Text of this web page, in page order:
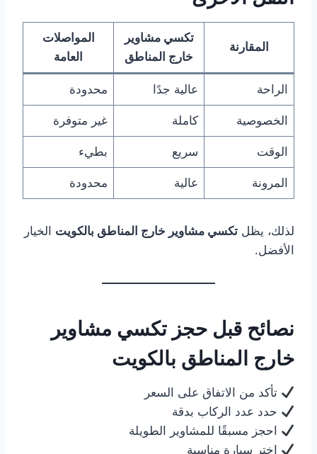
المقارنة
تكسي مشاوير
خارج المناطق
المواصلات
العامة
الراحة عالية جدًا محدودة
الخصوصية كاملة غير متوفرة
الوقت سريع بطيء
المرونة عالية محدودة
لذلك، يظل تكسي مشاوير خارج المناطق بالكويت الخيار
الأفضل.
نصائح قبل حجز تكسي مشاوير
خارج المناطق بالكويت
تأكد من الاتفاق على السعر
حدد عدد الركاب بدقة
احجز مسبقًا للمشاوير الطويلة
اختر سيارة مناسبة